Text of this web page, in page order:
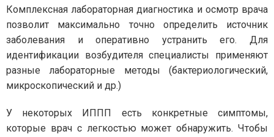
Комплексная лабораторная диагностика и осмотр врача
позволит максимально точно определить источник
заболевания и оперативно устранить его. Для
идентификации возбудителя специалисты применяют
разные лабораторные методы (бактериологический,
микроскопический и др.)
У некоторых ИППП есть конкретные симптомы,
которые врач с легкостью может обнаружить. Чтобы